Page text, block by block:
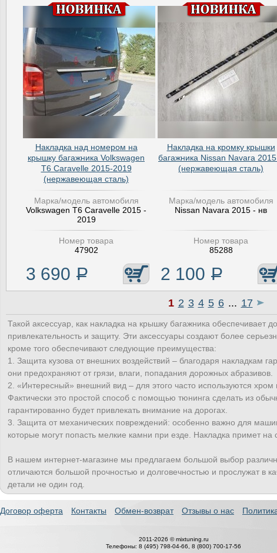
Накладка над номером на
крышку багажника Volkswagen
T6 Caravelle 2015-2019
(нержавеющая сталь)
Марка/модель автомобиля
Volkswagen T6 Caravelle 2015 -
2019
Номер товара
47902
3 690 Р
Накладка на кромку крышки
багажника Nissan Navara
(нержавеющая сталь)
Марка/модель автомобиля
Nissan Navara 2015 - нв
Номер товара
85288
2 100 Р
1 2 3 4 5 6 ... 17
Такой аксессуар, как накладка на крышку багажника обеспечивает
привлекательность и защиту. Эти аксессуары создают более
кроме того обеспечивают следующие преимущества:
1. Защита кузова от внешних воздействий – благодаря накладкам
они предохраняют от грязи, влаги, попадания дорожных абразивов.
2. «Интересный» внешний вид – для этого часто используются хром
Фактически это простой способ с помощью тюнинга сделать из
гарантированно будет привлекать внимание на дорогах.
3. Защита от механических повреждений: особенно важно для
которые могут попасть мелкие камни при езде. Накладка примет на
В нашем интернет-магазине мы предлагаем большой выбор
отличаются большой прочностью и долговечностью и прослужат в
детали не один год.
Договор оферта Контакты Обмен-возврат Отзывы о нас
2011-2026 © mixtuning.ru
Телефоны: 8 (495) 798-04-66, 8 (800) 700-17-56